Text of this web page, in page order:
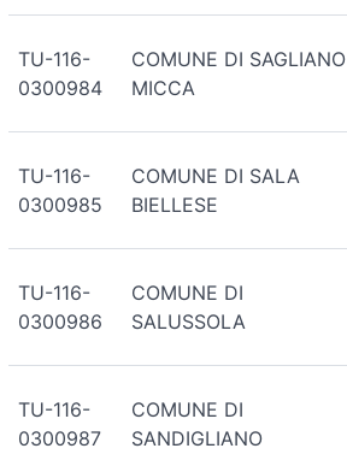
TU-116-
0300984
COMUNE DI SAGLIANO
MICCA
TU-116-
0300985
COMUNE DI SALA
BIELLESE
TU-116-
0300986
COMUNE DI
SALUSSOLA
TU-116-
0300987
COMUNE DI
SANDIGLIANO